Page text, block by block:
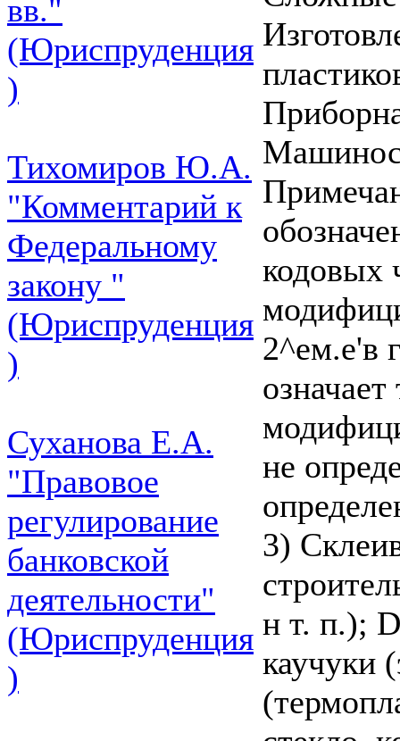
вв."
(Юриспруденция
)
Тихомиров Ю.А.
"Комментарий к
Федеральному
закону "
(Юриспруденция
)
Суханова Е.А.
"Правовое
регулирование
банковской
деятельности"
(Юриспруденция
)
кодовых
2^ем.е'в
не
3)
н т. п.);
каучуки